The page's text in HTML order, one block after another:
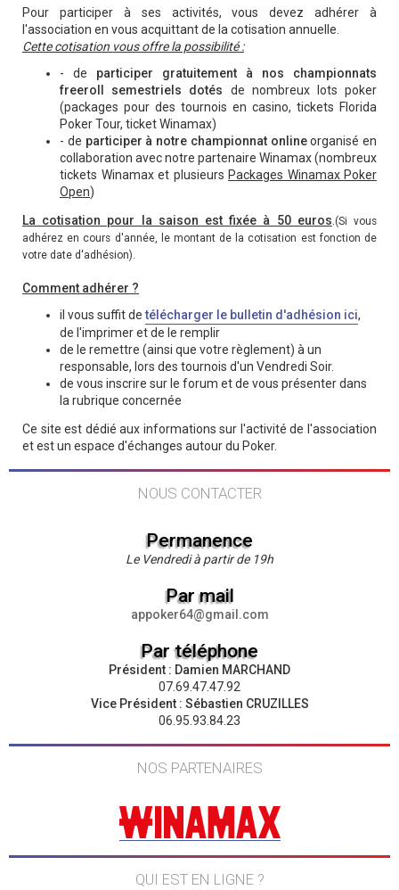
Pour participer à ses activités, vous devez adhérer à
l'association en vous acquittant de la cotisation annuelle.
Cette cotisation vous offre la possibilité :
- de participer gratuitement à nos championnats
freeroll semestriels dotés de nombreux lots poker
(packages pour des tournois en casino, tickets Florida
Poker Tour, ticket Winamax)
- de participer à notre championnat onlineorganisé en
collaboration avec notre partenaire Winamax (nombreux
tickets Winamax et plusieurs Packages Winamax Poker
Open)
La cotisation pour la saison est fixée à 50 euros (Si vous
adhérez en cours d'année, le montant de la cotisation est fonction de
votre date d'adhésion).
Comment adhérer ?
il vous suffit detélécharger le bulletin d'adhésion ici,
de l'imprimer et de le remplir
de le remettre (ainsi que votre règlement) à un
responsable, lors des tournois d'un Vendredi Soir.
de vous inscrire sur le forum et de vous présenter dans
la rubrique concernée
Ce site est dédié aux informations sur l'activité de l'association
et est un espace d'échanges autour du Poker.
NOUS CONTACTER
Permanence
Le Vendredi à partir de 19h
Par mail
appoker64@gmail.com
Par téléphone
Président : Damien MARCHAND
07.69.47.47.92
Vice Président : Sébastien CRUZILLES
06.95.93.84.23
NOS PARTENAIRES
QUI EST EN LIGNE ?